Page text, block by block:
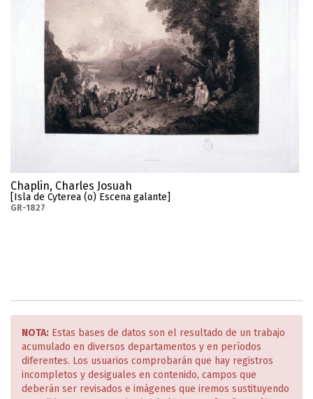
Chaplin, Charles Josuah
[Isla de Cyterea (o) Escena galante]
GR-1827
NOTA: Estas bases de datos son el resultado de un trabajo
acumulado en diversos departamentos y en períodos
diferentes. Los usuarios comprobarán que hay registros
incompletos y desiguales en contenido, campos que
deberán ser revisados e imágenes que iremos sustituyendo